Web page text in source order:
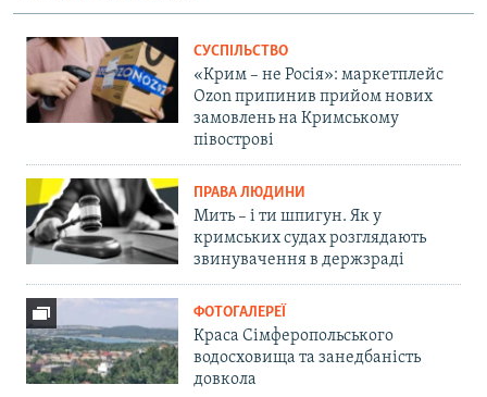
СУСПІЛЬСТВО
«Крим – не Росія»: маркетплейс
Ozon припинив прийом нових
замовлень на Кримському
півострові
ПРАВА ЛЮДИНИ
Мить – і ти шпигун. Як у
кримських судах розглядають
звинувачення в держзраді
ФОТОГАЛЕРЕЇ
Краса Сімферопольського
водосховища та занедбаність
довкола